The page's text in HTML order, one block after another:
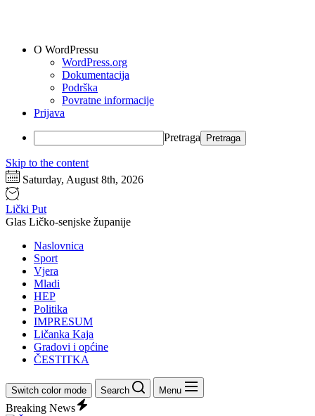
O WordPressu
WordPress.org
Dokumentacija
Podrška
Povratne informacije
Prijava
Pretraga
Skip to the content
Saturday, August 8th, 2026
Lički Put
Glas Ličko-senjske županije
Naslovnica
Sport
Vjera
Mladi
HEP
Politika
IMPRESUM
Ličanka Kaja
Gradovi i općine
ČESTITKA
Switch color mode Search Menu
Breaking News